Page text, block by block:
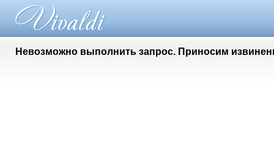
Невозможно выполнить запрос. Приносим